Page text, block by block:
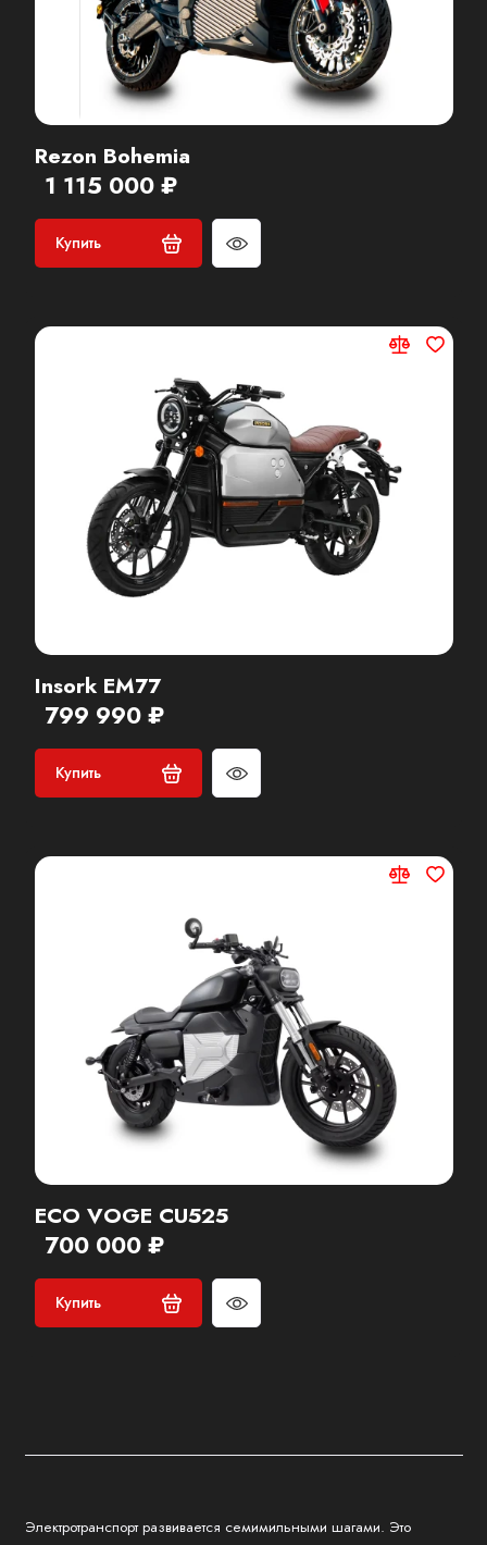
Rezon Bohemia
1 115 000 ₽
Купить
Insork EM77
799 990 ₽
Купить
ECO VOGE CU525
700 000 ₽
Купить
Электротранспорт развивается семимильными шагами. Это